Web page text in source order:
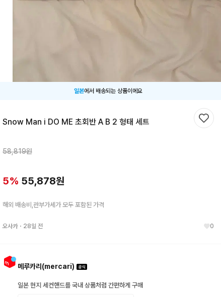
일본에서 배송되는 상품이에요
Snow Man i DO ME 초회반 A B 2 형태 세트
58,819원
5% 55,878원
해외 배송비,관부가세가 모두 포함된 가격
오사카・ 28일 전 0
메루카리(mercari)
일본 현지 세컨핸드를 국내 상품처럼 간편하게 구매
찜하